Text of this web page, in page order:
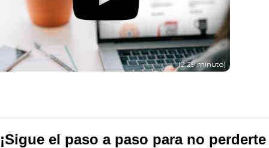
(2:29 minuto)
¡Sigue el paso a paso para no perderte